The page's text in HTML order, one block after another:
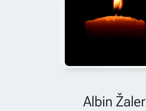
Albin Žaler